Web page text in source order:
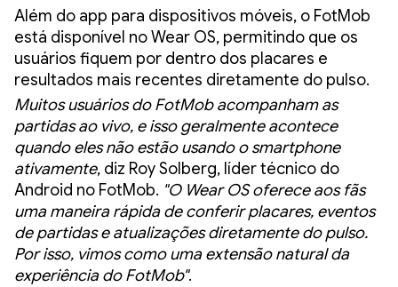
Além do app para dispositivos móveis, o FotMob
está disponível no Wear OS, permitindo que os
usuários fiquem por dentro dos placares e
resultados mais recentes diretamente do pulso.
Muitos usuários do FotMob acompanham as
partidas ao vivo, e isso geralmente acontece
quando eles não estão usando o smartphone
ativamente, diz Roy Solberg, líder técnico do
Android no FotMob. "O Wear OS oferece aos fãs
uma maneira rápida de conferir placares, eventos
de partidas e atualizações diretamente do pulso.
Por isso, vimos como uma extensão natural da
experiência do FotMob".